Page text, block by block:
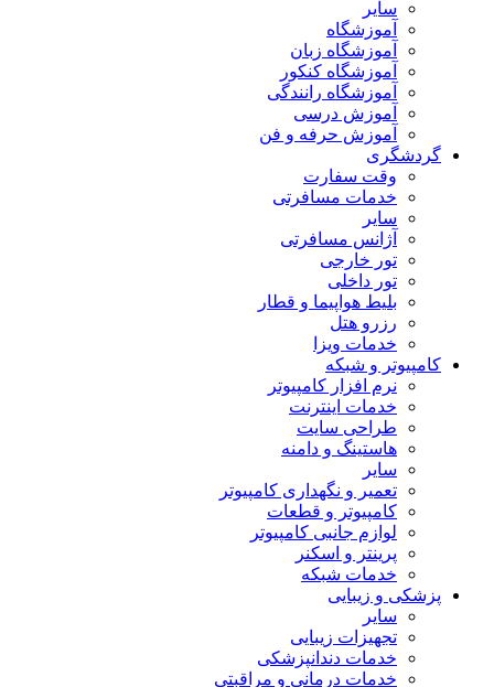
سایر
آموزشگاه
آموزشگاه زبان
آموزشگاه کنکور
آموزشگاه رانندگی
آموزش درسی
آموزش حرفه و فن
گردشگری
وقت سفارت
خدمات مسافرتی
سایر
آژانس مسافرتی
تور خارجی
تور داخلی
بلیط هواپیما و قطار
رزرو هتل
خدمات ویزا
کامپیوتر و شبکه
نرم افزار کامپیوتر
خدمات اینترنت
طراحی سایت
هاستینگ و دامنه
سایر
تعمیر و نگهداری کامپیوتر
کامپیوتر و قطعات
لوازم جانبی کامپیوتر
پرینتر و اسکنر
خدمات شبکه
پزشکی و زیبایی
سایر
تجهیزات زیبایی
خدمات دندانپزشکی
خدمات درمانی و مراقبتی